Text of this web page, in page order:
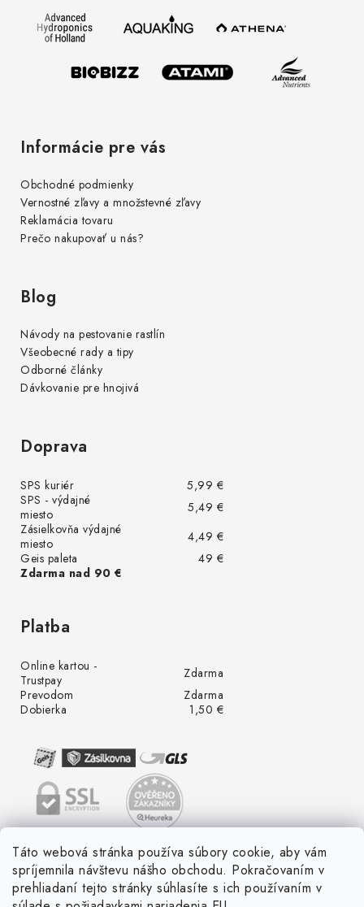
Táto webová stránka používa súbory cookie, aby vám
spríjemnila návštevu nášho obchodu. Pokračovaním v
prehliadaní tejto stránky súhlasíte s ich používaním v
Informácie pre vás
Obchodné podmienky
Vernostné zľavy a množstevné zľavy
Reklamácia tovaru
Prečo nakupovať u nás?
Blog
Návody na pestovanie rastlín
Všeobecné rady a tipy
Odborné články
Dávkovanie pre hnojivá
Doprava
SPS kuriér
5,99 €
SPS - výdajné
miesto
5,49 €
Zásielkovňa výdajné
miesto
4,49 €
Geis paleta
49 €
Zdarma nad 90 €
Platba
Online kartou -
Trustpay
Zdarma
Prevodom
Zdarma
Dobierka
1,50 €